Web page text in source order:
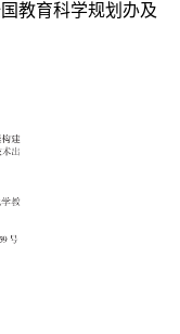
教育科学规划办及